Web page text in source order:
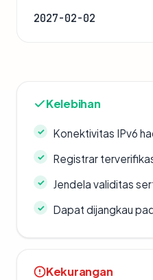
2027-02-02
Kelebihan
Konektivitas IPv6
Registrar
Jendela validitas
Dapat dijangkau
Kekurangan